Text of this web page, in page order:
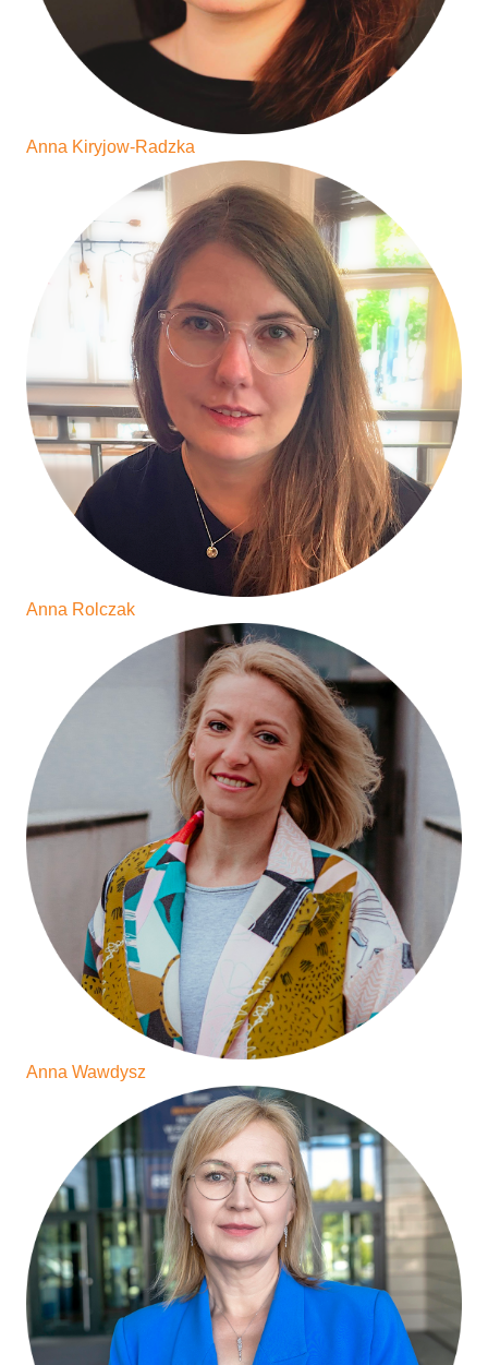
Anna Kiryjow-Radzka
Anna Rolczak
Anna Wawdysz